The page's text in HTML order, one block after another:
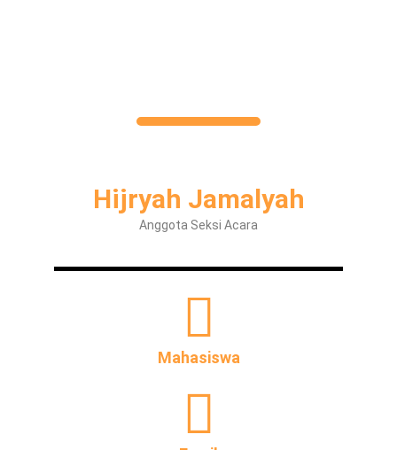
Hijryah Jamalyah
Anggota Seksi Acara
Mahasiswa